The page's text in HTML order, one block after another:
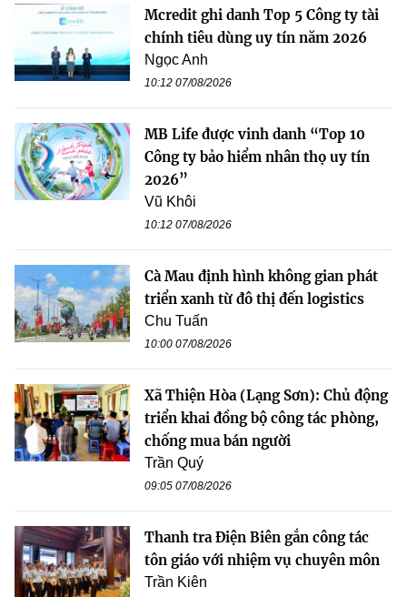
Mcredit ghi danh Top 5 Công ty tài
chính tiêu dùng uy tín năm 2026
Ngọc Anh
10:12 07/08/2026
MB Life được vinh danh “Top 10
Công ty bảo hiểm nhân thọ uy tín
2026”
Vũ Khôi
10:12 07/08/2026
Cà Mau định hình không gian phát
triển xanh từ đô thị đến logistics
Chu Tuấn
10:00 07/08/2026
Xã Thiện Hòa (Lạng Sơn): Chủ động
triển khai đồng bộ công tác phòng,
chống mua bán người
Trần Quý
09:05 07/08/2026
Thanh tra Điện Biên gắn công tác
tôn giáo với nhiệm vụ chuyên môn
Trần Kiên